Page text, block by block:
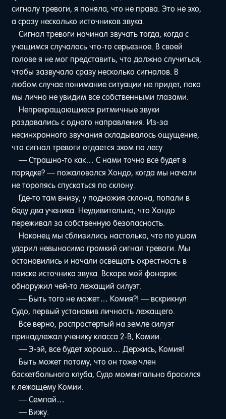
сигналу тревоги, я поняла, что не права. Это не эхо,
а сразу несколько источников звука.
Сигнал тревоги начинал звучать тогда, когда с
учащимся случалось что-то серьезное. В своей
голове я не мог представить, что должно случиться,
чтобы зазвучало сразу несколько сигналов. В
любом случае понимание ситуации не придет, пока
мы лично не увидим все собственными глазами.
Непрекращающиеся ритмичные звуки
раздавались с одного направления. Из-за
несинхронного звучания складывалось ощущение,
что сигнал тревоги отдается эхом по лесу.
— Страшно-то как… С нами точно все будет в
порядке? — пожаловался Хондо, когда мы начали
не торопясь спускаться по склону.
Где-то там внизу, у подножия склона, попали в
беду два ученика. Неудивительно, что Хондо
переживал за собственную безопасность.
Наконец мы сблизились настолько, что по ушам
ударил невыносимо громкий сигнал тревоги. Мы
остановились и начали освещать окрестность в
поиске источника звука. Вскоре мой фонарик
обнаружил чей-то лежащий силуэт.
— Быть того не может… Комия?! — вскрикнул
Судо, первый установив личность лежащего.
Все верно, распростертый на земле силуэт
принадлежал ученику класса 2-В, Комии.
— Э-эй, все будет хорошо… Держись, Комия!
Быть может потому, что он тоже член
баскетбольного клуба, Судо моментально бросился
к лежащему Комии.
— Семпай…
— Вижу.